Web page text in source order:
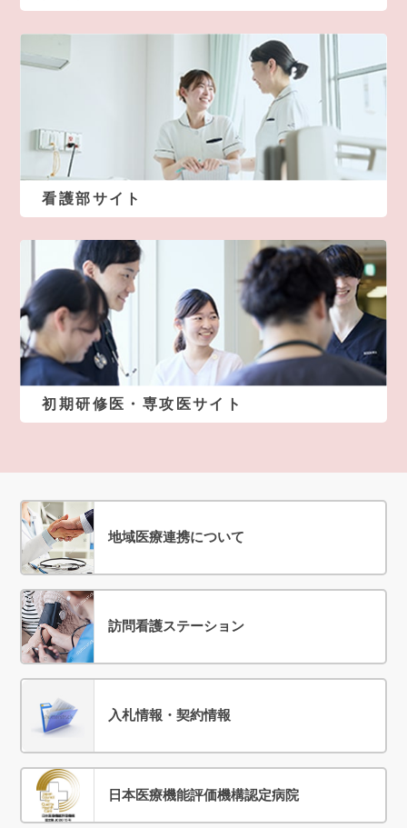
看護部サイト
初期研修医・専攻医サイト
地域医療連携について
訪問看護ステーション
入札情報・契約情報
日本医療機能評価機構認定病院